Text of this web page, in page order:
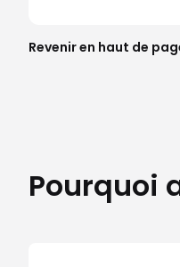
Revenir en haut de
Pourquoi